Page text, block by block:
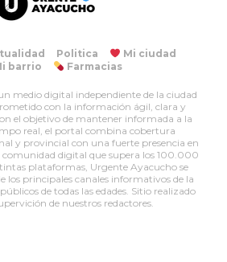
Politica
Mi ciudad
barrio
Farmacias
medio digital independiente de la ciudad
con la información ágil, clara y
el objetivo de mantener informada a la
real, el portal combina cobertura
y provincial con una fuerte presencia en
comunidad digital que supera los 100.000
plataformas, Urgente Ayacucho se
los principales canales informativos de la
de todas las edades. Sitio realizado
de nuestros redactores.